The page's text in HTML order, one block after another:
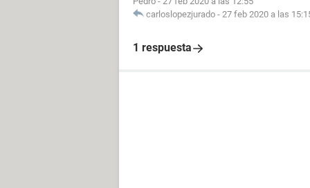
carloslopezjurado - 27 feb 2020 a las
1 respuesta